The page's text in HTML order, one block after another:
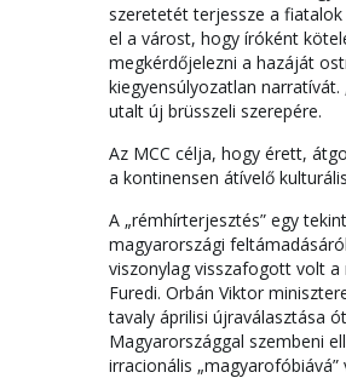
szeretetét terjessze a
el a várost, hogy íróként
megkérdőjelezni a hazáját
kiegyensúlyozatlan narratívát.
utalt új brüsszeli szerepére.
Az MCC célja, hogy érett,
a kontinensen átívelő
A „rémhírterjesztés” egy
magyarországi
viszonylag visszafogott volt
Furedi. Orbán Viktor
tavaly áprilisi újraválasztása
Magyarországgal szembeni
irracionális „magyarofóbiává”